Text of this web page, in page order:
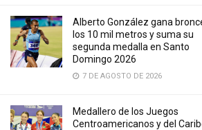
Alberto González gana
los 10 mil metros y suma su
segunda medalla en Santo
Domingo 2026
7 DE AGOSTO DE 2026
Medallero de los Juegos
Centroamericanos y del